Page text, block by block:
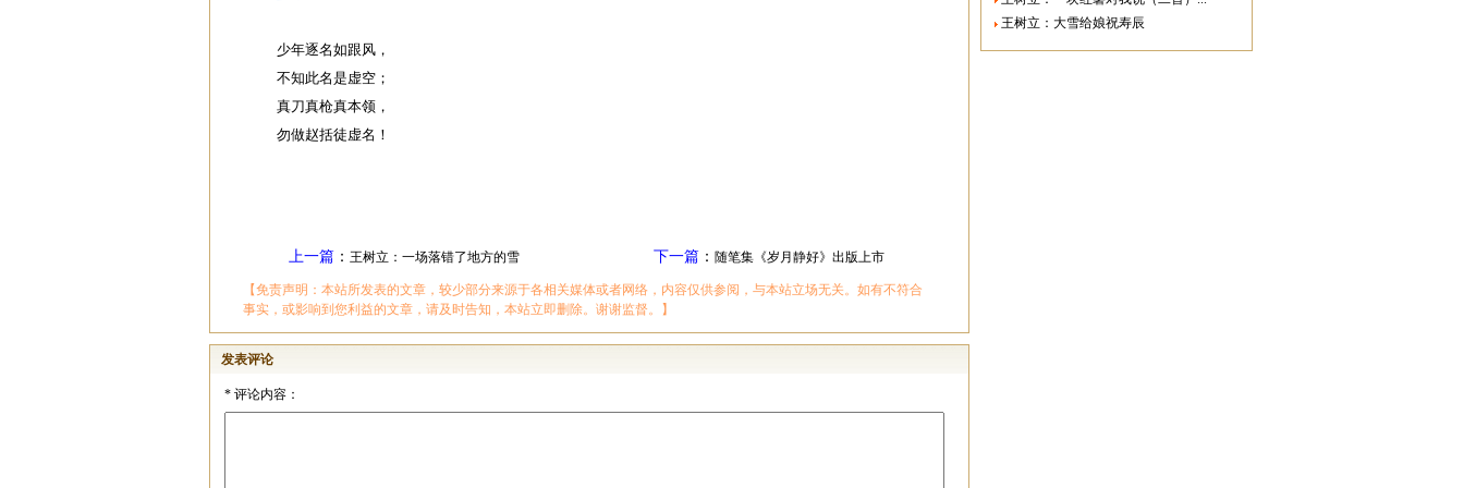
少年逐名如跟风，
不知此名是虚空；
真刀真枪真本领，
勿做赵括徒虚名！
上一篇： 王树立：一场落错了地方的雪 下一篇： 随笔集《岁月静好》出版上市
【免责声明：本站所发表的文章，较少部分来源于各相关媒体或者网络，内容仅供参阅，与本站立场无关。如有不符合
事实，或影响到您利益的文章，请及时告知，本站立即删除。谢谢监督。】
发表评论
*评论内容：
王树立：大雪给娘祝寿辰